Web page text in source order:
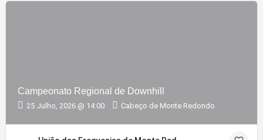
Campeonato Regional de Downhill
25 Julho, 2026 @ 14:00 Cabeço de Monte Redondo